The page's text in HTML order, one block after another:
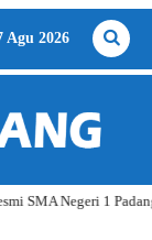
Agu 2026
SMA Negeri 1 Padang.